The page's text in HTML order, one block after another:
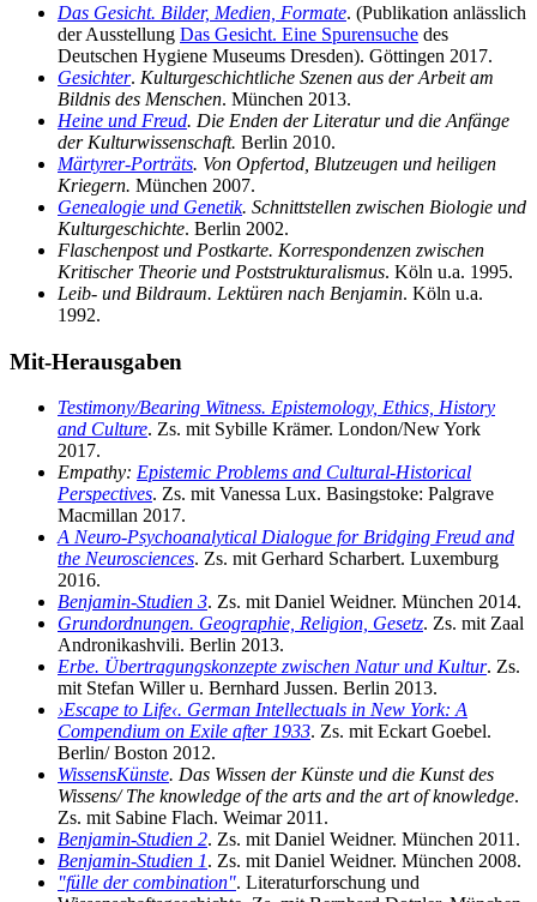
Das Gesicht. Bilder, Medien, Formate. (Publikation anlässlich
der Ausstellung Das Gesicht. Eine Spurensuche des
Deutschen Hygiene Museums Dresden). Göttingen 2017.
Gesichter. Kulturgeschichtliche Szenen aus der Arbeit am
Bildnis des Menschen. München 2013.
Heine und Freud. Die Enden der Literatur und die Anfänge
der Kulturwissenschaft. Berlin 2010.
Märtyrer-Porträts. Von Opfertod, Blutzeugen und heiligen
Kriegern. München 2007.
Genealogie und Genetik. Schnittstellen zwischen Biologie und
Kulturgeschichte. Berlin 2002.
Flaschenpost und Postkarte. Korrespondenzen zwischen
Kritischer Theorie und Poststrukturalismus. Köln u.a. 1995.
Leib- und Bildraum. Lektüren nach Benjamin. Köln u.a.
1992.
Mit-Herausgaben
Testimony/Bearing Witness. Epistemology, Ethics, History
and Culture. Zs. mit Sybille Krämer. London/New York
2017.
Empathy: Epistemic Problems and Cultural-Historical
Perspectives. Zs. mit Vanessa Lux. Basingstoke: Palgrave
Macmillan 2017.
A Neuro-Psychoanalytical Dialogue for Bridging Freud and
the Neurosciences. Zs. mit Gerhard Scharbert. Luxemburg
2016.
Benjamin-Studien 3. Zs. mit Daniel Weidner. München 2014.
Grundordnungen. Geographie, Religion, Gesetz. Zs. mit Zaal
Andronikashvili. Berlin 2013.
Erbe. Übertragungskonzepte zwischen Natur und Kultur. Zs.
mit Stefan Willer u. Bernhard Jussen. Berlin 2013.
›Escape to Life‹. German Intellectuals in New York: A
Compendium on Exile after 1933. Zs. mit Eckart Goebel.
Berlin/ Boston 2012.
WissensKünste. Das Wissen der Künste und die Kunst des
Wissens/ The knowledge of the arts and the art of knowledge.
Zs. mit Sabine Flach. Weimar 2011.
Benjamin-Studien 2. Zs. mit Daniel Weidner. München 2011.
Benjamin-Studien 1. Zs. mit Daniel Weidner. München 2008.
"fülle der combination". Literaturforschung und